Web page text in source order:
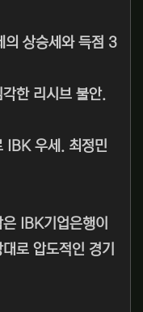
상승세와 득점 3
한 리시브 불안.
IBK 우세. 최정민
IBK기업은행이
로 압도적인 경기